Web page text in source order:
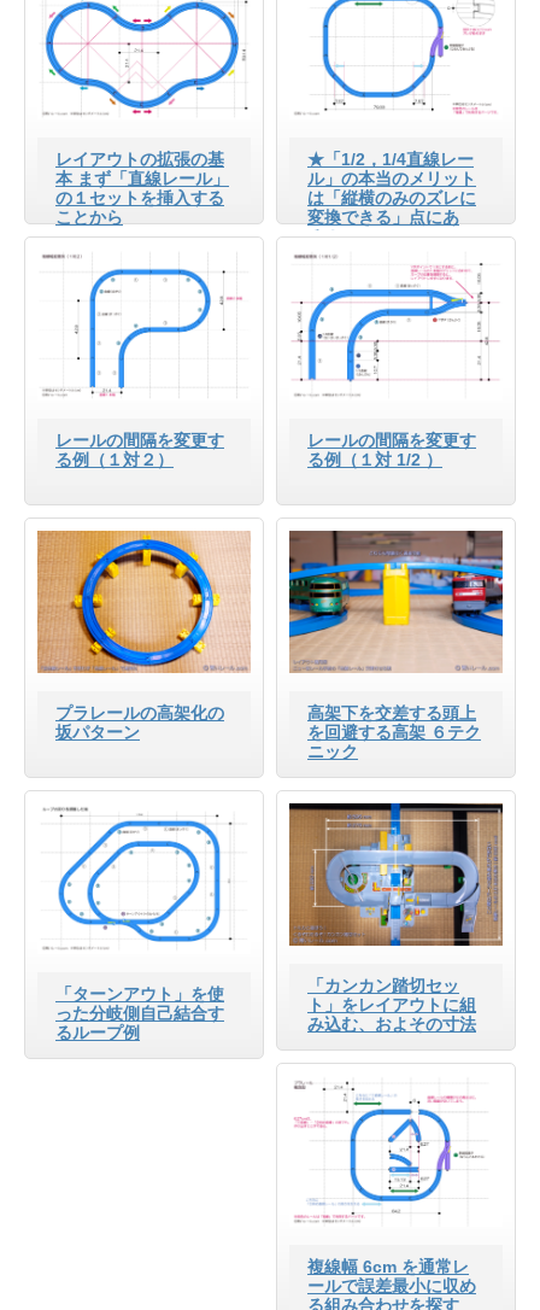
レイアウトの拡張の基
本 まず「直線レール」
の１セットを挿入する
ことから
★「1/2，1/4直線レー
ル」の本当のメリット
は「縦横のみのズレに
変換できる」点にあ
る！
レールの間隔を変更す
る例（１対２）
レールの間隔を変更す
る例（１対 1/2 ）
プラレールの高架化の
坂パターン
高架下を交差する頭上
を回避する高架 ６テク
ニック
「ターンアウト」を使
った分岐側自己結合す
るループ例
「カンカン踏切セッ
ト」をレイアウトに組
み込む、およその寸法
複線幅 6cm を通常レ
ールで誤差最小に収め
る組み合わせを探す